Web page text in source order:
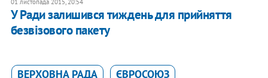
01 листопада 2015, 20:54
У Ради залишився тиждень для прийняття
безвізового пакету
ВЕРХОВНА РАДА
ЄВРОСОЮЗ